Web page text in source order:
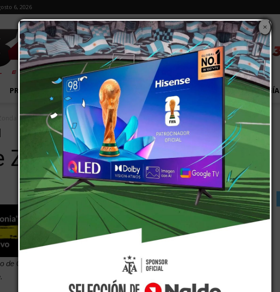
6, 2026
PROVINCIALES EXTRA! MUNDO PAÍS EVENTOS TECNOLOGÍA
y calor
Zonda y calor
de Contingencias Climáticas de la provincia estima que el viento Zonda se
×